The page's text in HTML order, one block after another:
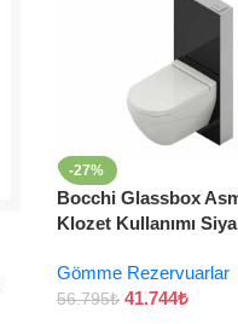
-27%
Bocchi Glassbox
Klozet Kullanımı
Gömme Rezervuarlar
56.795₺ 41.744₺